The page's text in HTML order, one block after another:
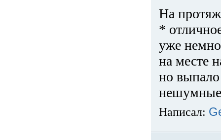
На
*
уже
на месте
но
нешумные
Написал: